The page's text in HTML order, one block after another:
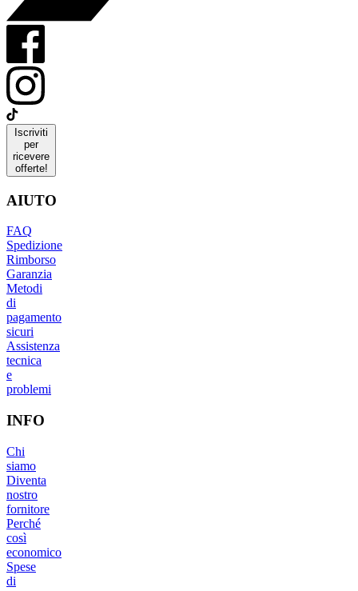
Iscriviti
per
ricevere
offerte!
AIUTO
FAQ
Spedizione
Rimborso
Garanzia
Metodi
di
pagamento
sicuri
Assistenza
tecnica
e
problemi
INFO
Chi
siamo
Diventa
nostro
fornitore
Perché
così
economico
Spese
di